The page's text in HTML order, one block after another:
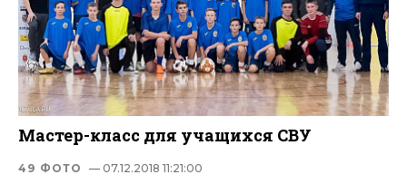
Мастер-класс для учащихся СВУ
49 ФОТО — 07.12.2018 11:21:00